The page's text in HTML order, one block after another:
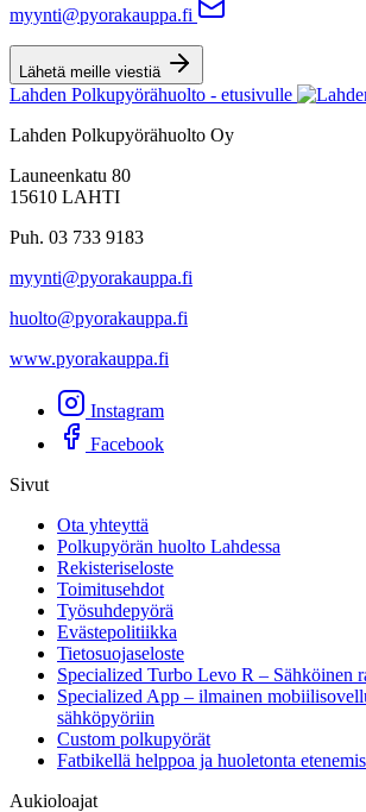
myynti@pyorakauppa.fi
Lähetä meille viestiä
Lahden Polkupyörähuolto - etusivulle
Lahden Polkupyörähuolto Oy
Launeenkatu 80
15610 LAHTI
Puh. 03 733 9183
myynti@pyorakauppa.fi
huolto@pyorakauppa.fi
www.pyorakauppa.fi
Instagram
Facebook
Sivut
Ota yhteyttä
Polkupyörän huolto Lahdessa
Rekisteriseloste
Toimitusehdot
Työsuhdepyörä
Evästepolitiikka
Tietosuojaseloste
Specialized Turbo Levo R – Sähköinen
Specialized App – ilmainen
sähköpyöriin
Custom polkupyörät
Fatbikellä helppoa ja huoletonta
Aukioloajat